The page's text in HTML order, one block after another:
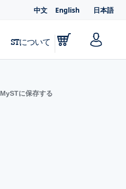
中文 English 日本語
STについて
MySTに保存する